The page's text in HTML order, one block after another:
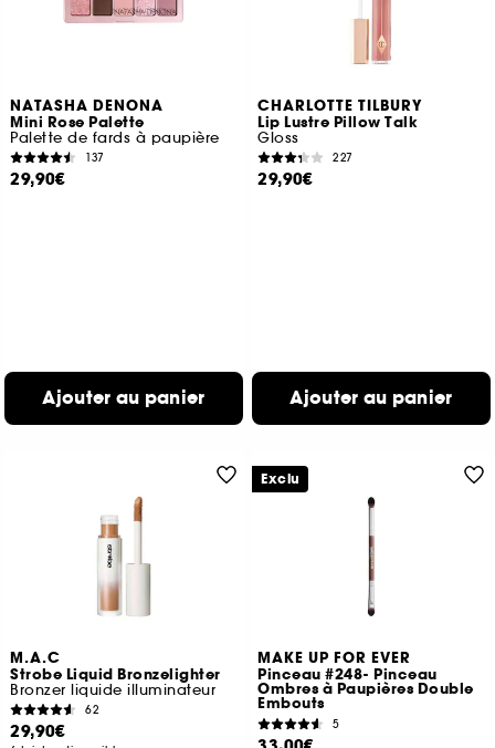
NATASHA DENONA
Mini Rose Palette
Palette de fards à paupière
137
29,90€
Ajouter au panier
CHARLOTTE TILBURY
Lip Lustre Pillow Talk
Gloss
227
29,90€
Ajouter au panier
M.A.C
Strobe Liquid Bronzelighter
Bronzer liquide illuminateur
62
29,90€
MAKE UP FOR EVER
Pinceau #248- Pinceau
Ombres à Paupières Double
Embouts
5
Exclu